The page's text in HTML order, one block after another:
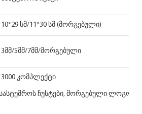
10*29 სმ/11*30 სმ (მორგებული)
3მმ/5მმ/7მმ/მორგებული
3000 კომპლექტი